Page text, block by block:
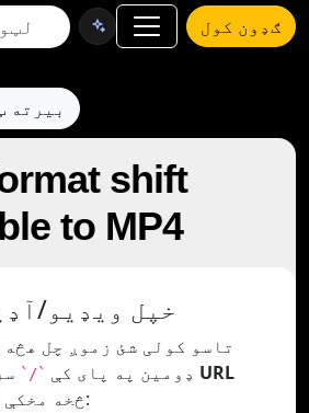
ګډون کول
←
shift
to MP4
خپل ویډیو/
تاسو کولی شئ زموږ چل
ډومین په پای کې `/`
URL
څخه مخکې په لاندې ډول: